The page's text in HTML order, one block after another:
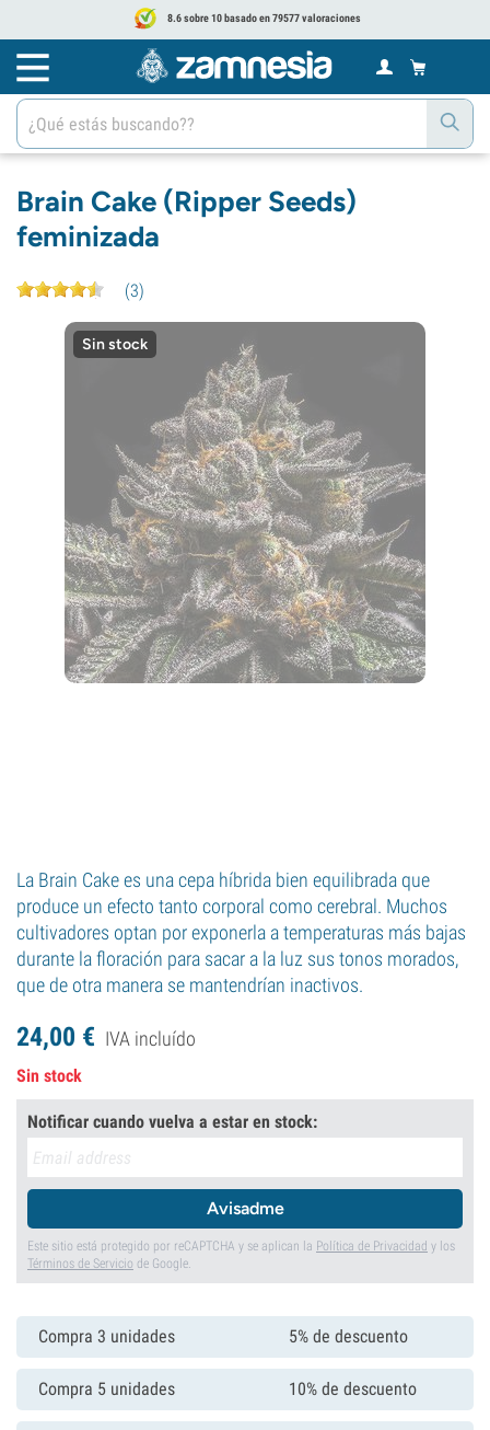
8.6 sobre 10 basado en 79577 valoraciones
Brain Cake (Ripper Seeds)
feminizada
(3)
Sin stock
La Brain Cake es una cepa híbrida bien equilibrada que
produce un efecto tanto corporal como cerebral. Muchos
cultivadores optan por exponerla a temperaturas más bajas
durante la floración para sacar a la luz sus tonos morados,
que de otra manera se mantendrían inactivos.
24,00 € IVA incluído
Sin stock
Notificar cuando vuelva a estar en stock:
Avisadme
Este sitio está protegido por reCAPTCHA y se aplican la Política de Privacidad y los
Términos de Servicio de Google.
Compra 3 unidades 5% de descuento
Compra 5 unidades 10% de descuento